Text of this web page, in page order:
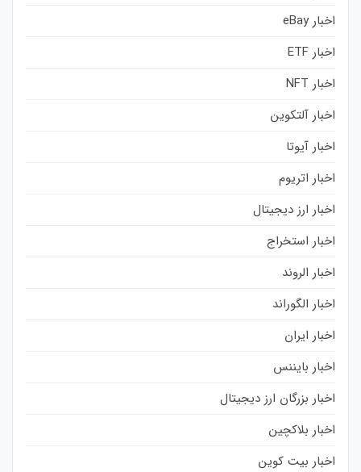
اخبار eBay
اخبار ETF
اخبار NFT
اخبار آلتکوین
اخبار آیوتا
اخبار اتریوم
اخبار ارز دیجیتال
اخبار استخراج
اخبار الروند
اخبار الگوراند
اخبار ایران
اخبار بایننس
اخبار بزرگان ارز دیجیتال
اخبار بلاکچین
اخبار بیت کوین